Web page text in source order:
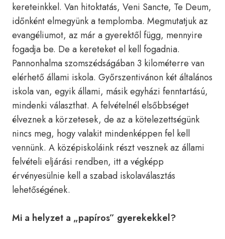
kereteinkkel. Van hitoktatás, Veni Sancte, Te Deum,
időnként elmegyünk a templomba. Megmutatjuk az
evangéliumot, az már a gyerektől függ, mennyire
fogadja be. De a kereteket el kell fogadnia.
Pannonhalma szomszédságában 3 kilométerre van
elérhető állami iskola. Győrszentivánon két általános
iskola van, egyik állami, másik egyházi fenntartású,
mindenki választhat. A felvételnél elsőbbséget
élveznek a körzetesek, de az a kötelezettségünk
nincs meg, hogy valakit mindenképpen fel kell
vennünk. A középiskoláink részt vesznek az állami
felvételi eljárási rendben, itt a végképp
érvényesülnie kell a szabad iskolaválasztás
lehetőségének.
Mi a helyzet a „papíros” gyerekekkel?